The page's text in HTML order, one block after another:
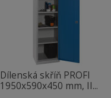
Dílenská skříň PROFI
1950x590x450 mm, II...